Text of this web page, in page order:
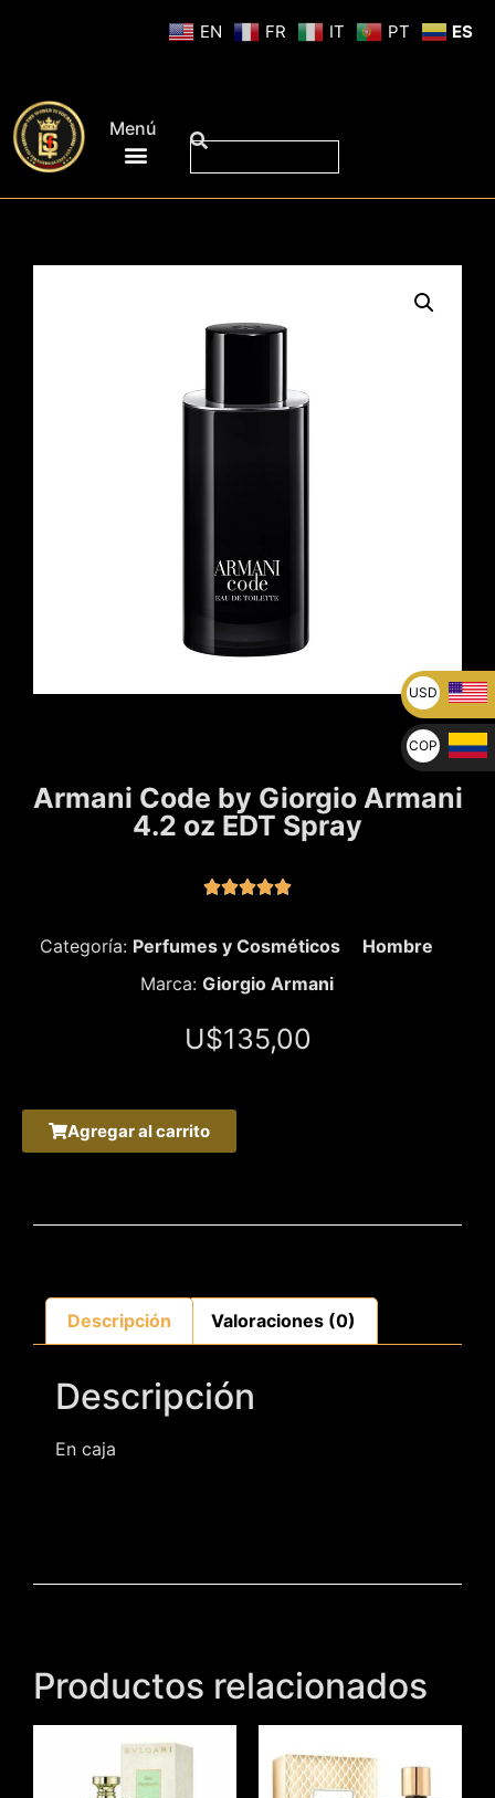
Menú
Armani Code by Giorgio Armani
4.2 oz EDT Spray

Categoría: Perfumes y Cosméticos
Hombre
Marca: Giorgio Armani
U$135,00
Agregar al carrito
Descripción Valoraciones (0)
Descripción
En caja
Productos relacionados
EN FR IT PT ES
USD
U$
COP
$